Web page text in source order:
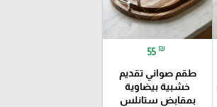
55 ₪
طقم صواني تقديم
خشبية بيضاوية
بمقابض ستانلس